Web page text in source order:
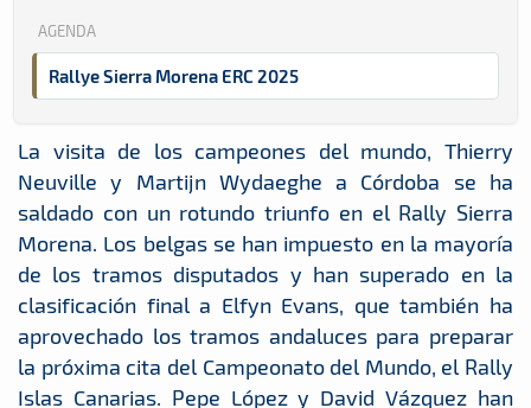
AGENDA
Rallye Sierra Morena ERC 2025
La visita de los campeones del mundo, Thierry
Neuville y Martijn Wydaeghe a Córdoba se ha
saldado con un rotundo triunfo en el Rally Sierra
Morena. Los belgas se han impuesto en la mayoría
de los tramos disputados y han superado en la
clasificación final a Elfyn Evans, que también ha
aprovechado los tramos andaluces para preparar
la próxima cita del Campeonato del Mundo, el Rally
Islas Canarias. Pepe López y David Vázquez han